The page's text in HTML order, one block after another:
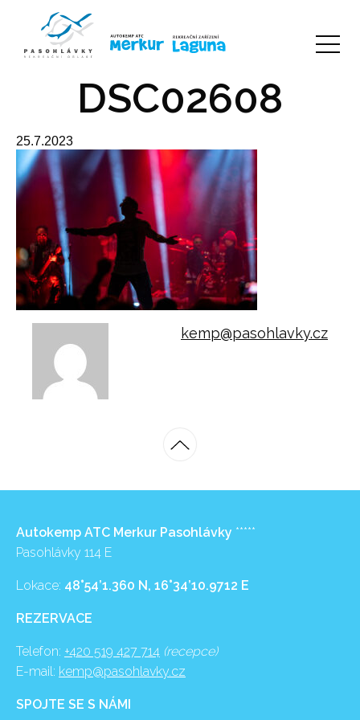
DSC02608
25.7.2023
kemp@pasohlavky.cz
Autokemp ATC Merkur Pasohlávky *****
Pasohlávky 114 E
Lokace: 48°54’1.360 N, 16°34’10.9712 E
REZERVACE
Telefon: +420 519 427 714 (recepce)
E-mail: kemp@pasohlavky.cz
SPOJTE SE S NÁMI